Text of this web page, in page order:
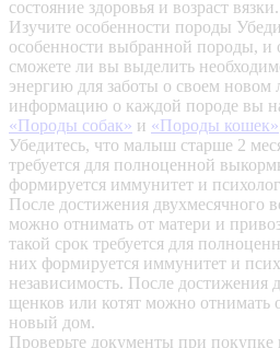
состояние здоровья и возраст вязки.
Изучите особенности породы
особенности выбранной породы, и
сможете ли вы выделить
энергию для заботы о своем
информацию о каждой породе вы
«Породы собак» и «Породы кошек»
Убедитесь, что малыш старше 2
требуется для полноценной
формируется иммунитет и
После достижения двухмесячного
можно отнимать от матери и
такой срок требуется для
них формируется иммунитет и
независимость. После достижения
щенков или котят можно отнимать
новый дом.
Проверьте документы при покупке